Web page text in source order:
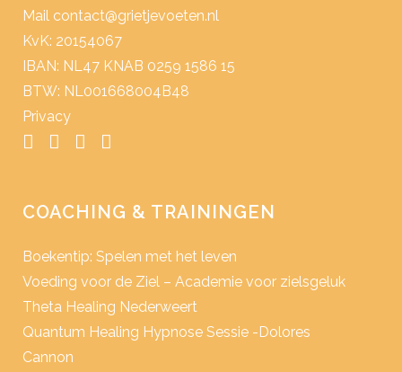
Mail contact@grietjevoeten.nl
KvK: 20154067
IBAN: NL47 KNAB 0259 1586 15
BTW: NL001668004B48
Privacy
COACHING & TRAININGEN
Boekentip: Spelen met het leven
Voeding voor de Ziel – Academie voor zielsgeluk
Theta Healing Nederweert
Quantum Healing Hypnose Sessie -Dolores
Cannon